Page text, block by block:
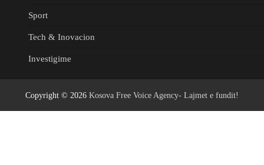
Sport
Tech & Inovacion
Investigime